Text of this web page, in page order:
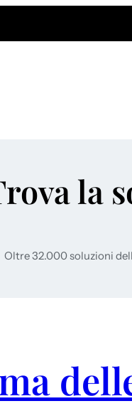
la
Oltre 32.000 soluzioni